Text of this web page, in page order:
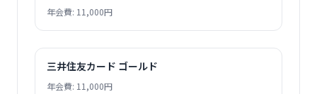
年会費: 11,000円
三井住友カード ゴールド
年会費: 11,000円